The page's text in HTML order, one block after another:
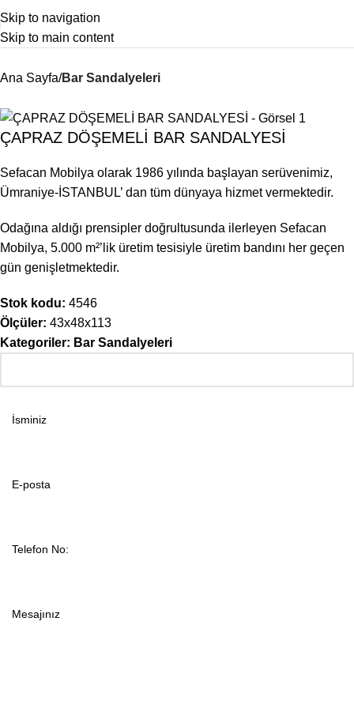
Skip to navigation
Skip to main content
Ana Sayfa Bar Sandalyeleri
ÇAPRAZ DÖŞEMELİ BAR SANDALYESİ
Sefacan Mobilya olarak 1986 yılında başlayan serüvenimiz,
Ümraniye-İSTANBUL’ dan tüm dünyaya hizmet vermektedir.
Odağına aldığı prensipler doğrultusunda ilerleyen Sefacan
Mobilya, 5.000 m²’lik üretim tesisiyle üretim bandını her geçen
gün genişletmektedir.
Stok kodu: 4546
Ölçüler: 43x48x113
Kategoriler: Bar Sandalyeleri